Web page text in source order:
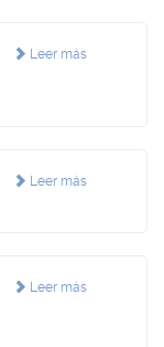
Leer más
Leer más
Leer más